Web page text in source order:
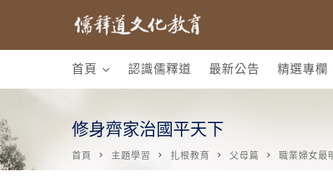
首頁 認識儒釋道 最新公告 精選專欄
修身齊家治國平天下
首頁 主題學習 扎根教育 父母篇 職業婦女最